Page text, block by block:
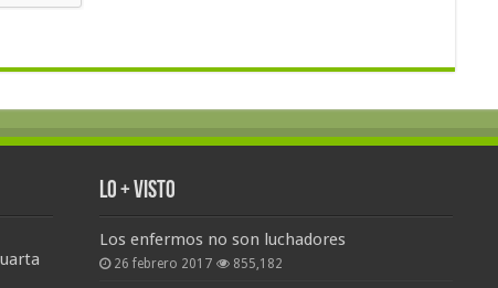
Lo + Visto
Los enfermos no son luchadores
26 febrero 2017 855,182